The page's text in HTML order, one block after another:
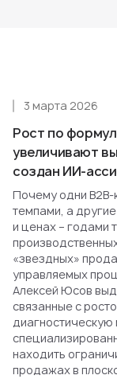
Рост по
увеличивают
создан ИИ-
3 марта 2026
Почему одни B2B-
темпами, а
и ценах – годами
«звездных»
управляемых
Алексей Юсов
связанные с
диагностическую
находить
продажах в